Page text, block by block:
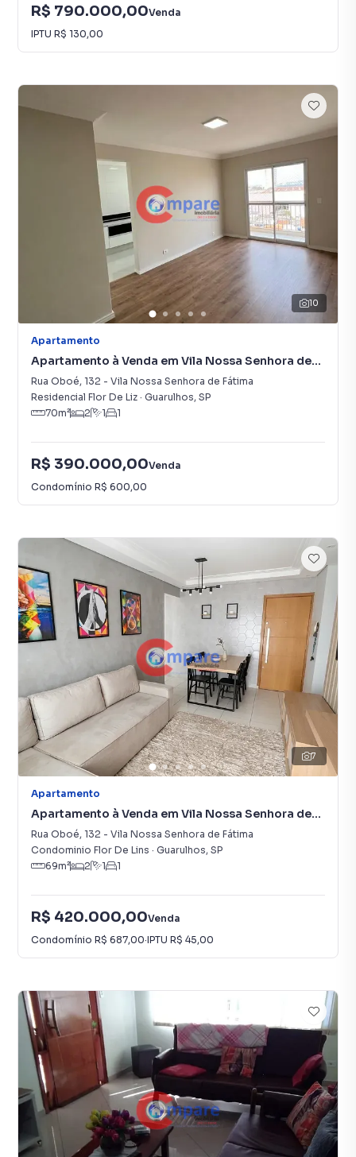
R$ 790.000,00Venda
IPTU R$ 130,00
10
Apartamento
Apartamento à Venda em Vila Nossa Senhora de
Fátima
Rua Oboé, 132 - Vila Nossa Senhora de Fátima
Residencial Flor De Liz · Guarulhos, SP
70m² 2 1 1
R$ 390.000,00Venda
Condomínio R$ 600,00
7
Apartamento
Apartamento à Venda em Vila Nossa Senhora de
Fátima
Rua Oboé, 132 - Vila Nossa Senhora de Fátima
Condominio Flor De Lins · Guarulhos, SP
69m² 2 1 1
R$ 420.000,00Venda
Condomínio R$ 687,00·IPTU R$ 45,00